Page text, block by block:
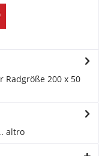
200 x 50
altro